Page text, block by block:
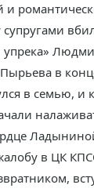
и
упрека»
в
в семью, и
в ЦК